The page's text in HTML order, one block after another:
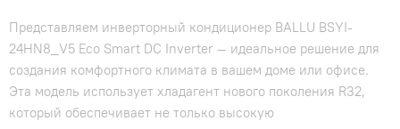
Представляем инверторный кондиционер BALLU BSYI-
24HN8_V5 Eco Smart DC Inverter — идеальное решение для
создания комфортного климата в вашем доме или офисе.
Эта модель использует хладагент нового поколения R32,
который обеспечивает не только высокую